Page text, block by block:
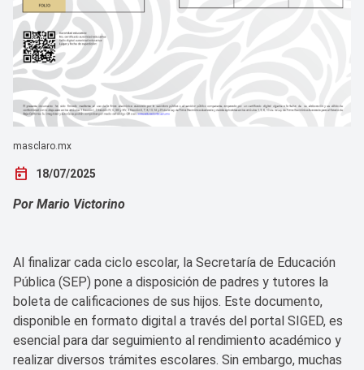
masclaro.mx
today 18/07/2025
Por Mario Victorino
Al finalizar cada ciclo escolar, la Secretaría de Educación
Pública (SEP) pone a disposición de padres y tutores la
boleta de calificaciones de sus hijos. Este documento,
disponible en formato digital a través del portal SIGED, es
esencial para dar seguimiento al rendimiento académico y
realizar diversos trámites escolares. Sin embargo, muchas